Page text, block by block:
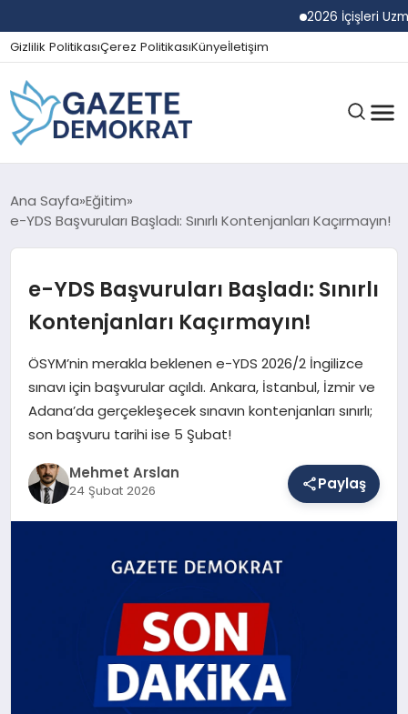
2026 İçişleri Uzman
Gizlilik PolitikasıÇerez PolitikasıKünyeİletişim
GÜNDEM
SPOR
MAGAZIN
SAĞLIK
Ana Sayfa Eğitim
e-YDS Başvuruları Başladı: Sınırlı Kontenjanları Kaçırmayın!
e-YDS Başvuruları Başladı: Sınırlı
Kontenjanları Kaçırmayın!
ÖSYM’nin merakla beklenen e-YDS 2026/2 İngilizce
sınavı için başvurular açıldı. Ankara, İstanbul, İzmir ve
Adana’da gerçekleşecek sınavın kontenjanları sınırlı;
son başvuru tarihi ise 5 Şubat!
Mehmet Arslan
24 Şubat 2026 Paylaş